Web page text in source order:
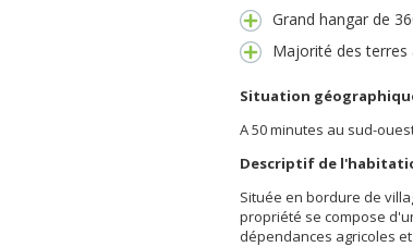
Grand hangar de
Majorité des
Situation
A 50 minutes au sud-
Descriptif de
Située en bordure de
propriété se compose
dépendances agricoles